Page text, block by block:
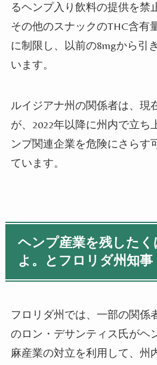
るヘンプ入り飲料の提供を禁
その他のスナックのTHC含有
に制限し、以前の8mgから引
います。
ルイジアナ州の関係者は、現
が、2022年以降に州内で立ち
ンプ関連企業を危険にさらす
ています。
ヘンプ産業を残した
よ。とフロリダ州知事
フロリダ州では、一部の関係
のロン・デサンティス氏がヘ
麻産業の対立を利用して、州